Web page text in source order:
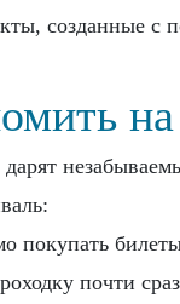
созданные
дарят
покупать
почти